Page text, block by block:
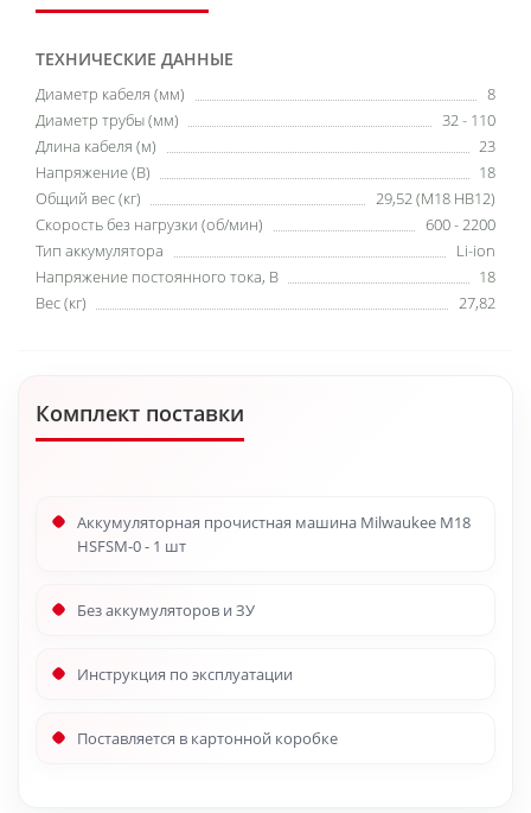
ТЕХНИЧЕСКИЕ ДАННЫЕ
Диаметр кабеля (мм)
8
Диаметр трубы (мм)
32 - 110
Длина кабеля (м)
23
Напряжение (В)
18
Общий вес (кг)
29,52 (M18 HB12)
Скорость без нагрузки (об/мин)
600 - 2200
Тип аккумулятора
Li-ion
Напряжение постоянного тока, В
18
Вес (кг)
27,82
Комплект поставки
Аккумуляторная прочистная машина Milwaukee M18
HSFSM-0 - 1 шт
Без аккумуляторов и ЗУ
Инструкция по эксплуатации
Поставляется в картонной коробке